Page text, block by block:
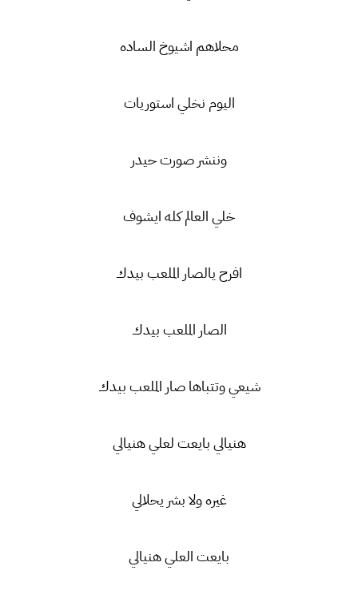
محلاهم اشيوخ الساده
اليوم نخلي استوريات
وننشر صورت حيدر
خلي العالم كله ايشوف
افرح يالصار الملعب بيدك
الصار الملعب بيدك
شيعي وتتباها صار الملعب بيدك
هنيالي بايعت لعلي هنيالي
غيره ولا بشر يحلالي
بايعت العلي هنيالي